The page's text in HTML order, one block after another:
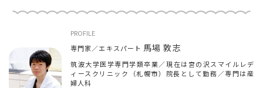
PROFILE
専門家／エキスパート 馬場 敦志
筑波大学医学専門学類卒業／現在は宮の沢スマイルレデ
ィースクリニック（札幌市）院長として勤務／専門は産
婦人科